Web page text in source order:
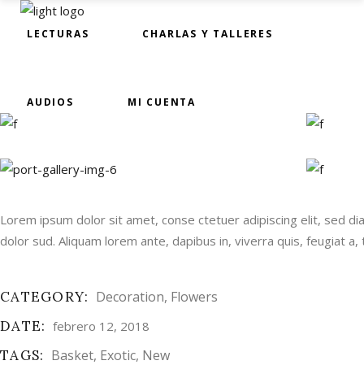
INICIO LIBRO Y ENFOQUE
LECTURAS CHARLAS Y TALLERES
AUDIOS MI CUENTA
Lorem ipsum dolor sit amet, conse ctetuer adipiscing elit, sed
dolor sud. Aliquam lorem ante, dapibus in, viverra quis, feugiat
CATEGORY: Decoration Flowers
DATE: febrero 12, 2018
TAGS: Basket Exotic New